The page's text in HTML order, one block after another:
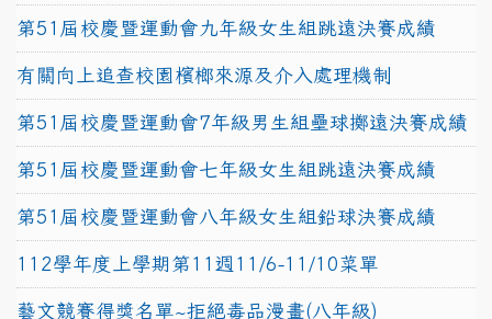
第51屆校慶暨運動會九年級女生組跳遠決賽成績
有關向上追查校園檳榔來源及介入處理機制
第51屆校慶暨運動會7年級男生組壘球擲遠決賽成績
第51屆校慶暨運動會七年級女生組跳遠決賽成績
第51屆校慶暨運動會八年級女生組鉛球決賽成績
112學年度上學期第11週11/6-11/10菜單
藝文競賽得獎名單~拒絕毒品漫畫(八年級)